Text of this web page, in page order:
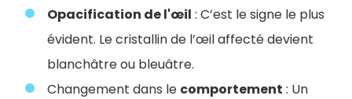
Opacification de l'œil : C’est le signe le plus
évident. Le cristallin de l’œil affecté devient
blanchâtre ou bleuâtre.
Changement dans le comportement : Un